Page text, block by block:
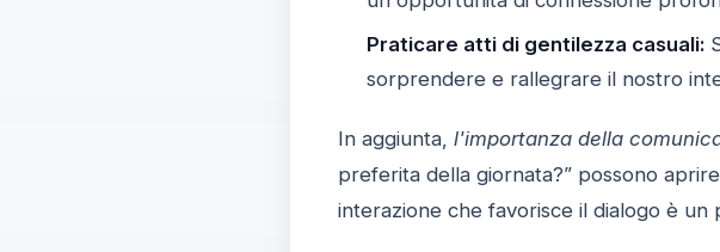
Praticare atti di gentilezza casuali:
sorprendere e rallegrare il nostro
In aggiunta, l'importanza della
preferita della giornata?” possono
interazione che favorisce il dialogo è